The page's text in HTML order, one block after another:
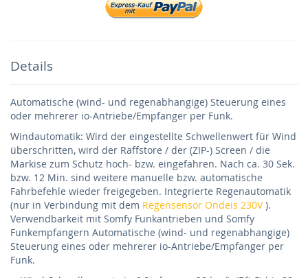
Details
Automatische (wind- und regenabhangige) Steuerung eines
oder mehrerer io-Antriebe/Empfanger per Funk.
Windautomatik: Wird der eingestellte Schwellenwert für Wind
überschritten, wird der Raffstore / der (ZIP-) Screen / die
Markise zum Schutz hoch- bzw. eingefahren. Nach ca. 30 Sek.
bzw. 12 Min. sind weitere manuelle bzw. automatische
Fahrbefehle wieder freigegeben. Integrierte Regenautomatik
(nur in Verbindung mit dem Regensensor Ondeis 230V).
Verwendbarkeit mit Somfy Funkantrieben und Somfy
Funkempfangern Automatische (wind- und regenabhangige)
Steuerung eines oder mehrerer io-Antriebe/Empfanger per
Funk.